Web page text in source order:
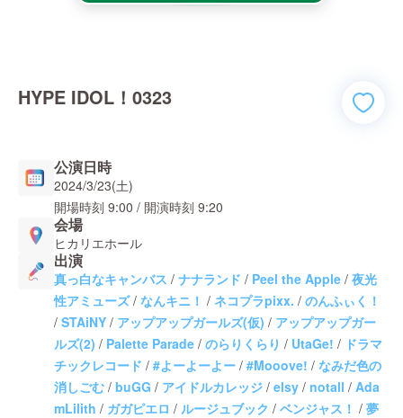
HYPE IDOL！0323
公演日時
2024/3/23(土)
開場時刻 9:00 / 開演時刻 9:20
会場
ヒカリエホール
出演
真っ白なキャンバス / ナナランド / Peel the Apple / 夜光
性アミューズ/ なんキニ！ / ネコプラpixx. / のんふぃく！
/ STAiNY / アップアップガールズ(仮) / アップアップガー
ルズ(2) / Palette Parade / のらりくらり / UtaGe! / ドラマ
チックレコード / #よーよーよー / #Mooove! / なみだ色の
消しごむ / buGG / アイドルカレッジ / elsy / notall / Ada
mLilith / ガガピエロ / ルージュブック / ベンジャス！ / 夢